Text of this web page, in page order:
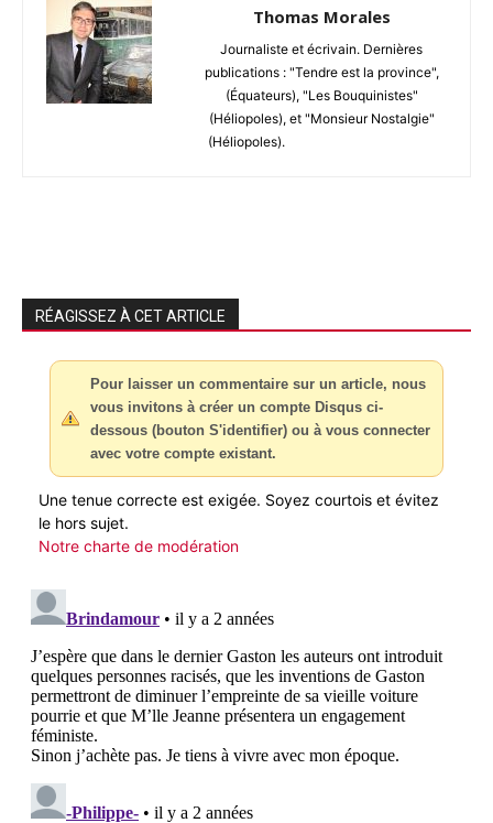
Thomas Morales
Journaliste et écrivain. Dernières
publications : "Tendre est la province",
(Équateurs), "Les Bouquinistes"
(Héliopoles), et "Monsieur Nostalgie"
(Héliopoles).
RÉAGISSEZ À CET ARTICLE
Pour laisser un commentaire sur un article, nous
vous invitons à créer un compte Disqus ci-
dessous (bouton S'identifier) ou à vous connecter
avec votre compte existant.
Une tenue correcte est exigée. Soyez courtois et évitez
le hors sujet.
Notre charte de modération